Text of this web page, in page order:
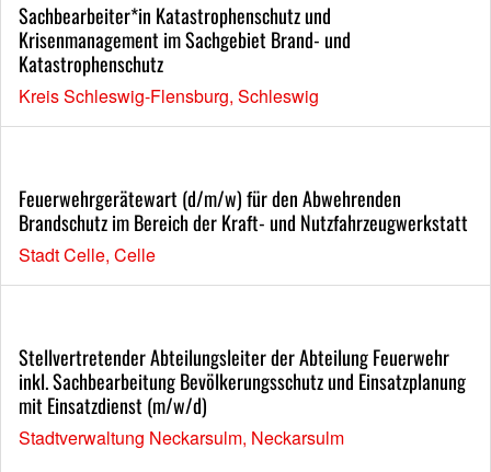
Sachbearbeiter*in Katastrophenschutz und
Krisenmanagement im Sachgebiet Brand- und
Katastrophenschutz
Kreis Schleswig-Flensburg, Schleswig
Feuerwehrgerätewart (d/m/w) für den Abwehrenden
Brandschutz im Bereich der Kraft- und Nutzfahrzeugwerkstatt
Stadt Celle, Celle
Stellvertretender Abteilungsleiter der Abteilung Feuerwehr
inkl. Sachbearbeitung Bevölkerungsschutz und Einsatzplanung
mit Einsatzdienst (m/w/d)
Stadtverwaltung Neckarsulm, Neckarsulm